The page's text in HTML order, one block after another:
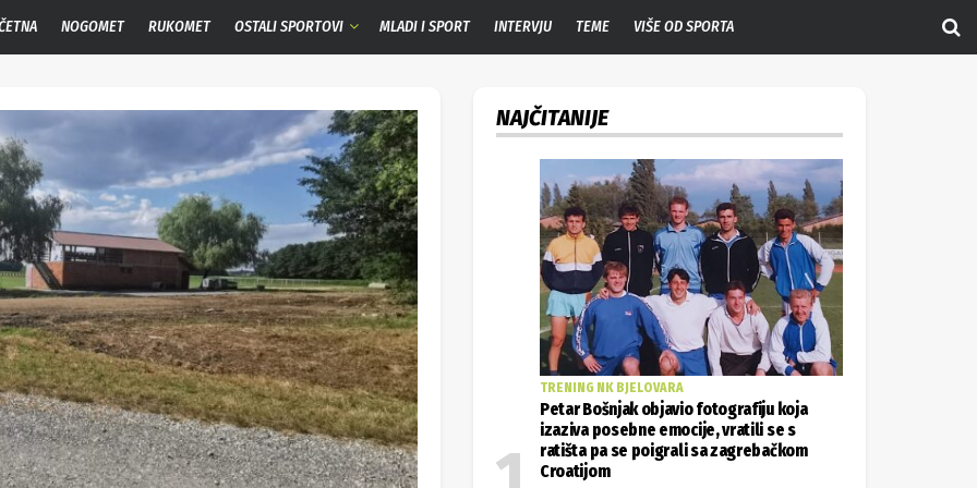
NOGOMET RUKOMET OSTALI SPORTOVI MLADI I SPORT INTERVJU TEME VIŠE OD SPORTA
NAJČITANIJE
TRENING NK BJELOVARA
Petar Bošnjak objavio fotografiju koja
izaziva posebne emocije, vratili se s
ratišta pa se poigrali sa zagrebačkom
Croatijom